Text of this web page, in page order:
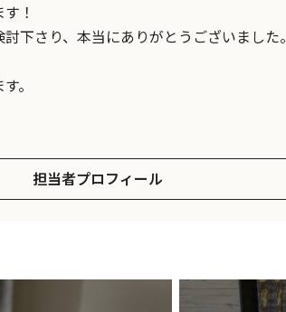
！
下さり、本当にありがとうございました。
。
担当者プロフィール